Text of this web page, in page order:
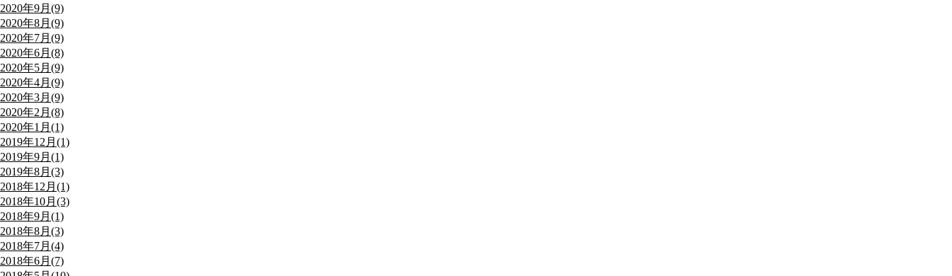
2020年9月(9)
2020年8月(9)
2020年7月(9)
2020年6月(8)
2020年5月(9)
2020年4月(9)
2020年3月(9)
2020年2月(8)
2020年1月(1)
2019年12月(1)
2019年9月(1)
2019年8月(3)
2018年12月(1)
2018年10月(3)
2018年9月(1)
2018年8月(3)
2018年7月(4)
2018年6月(7)